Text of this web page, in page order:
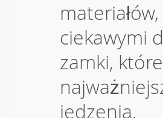
ciekawymi
zamki,
jedzenia.